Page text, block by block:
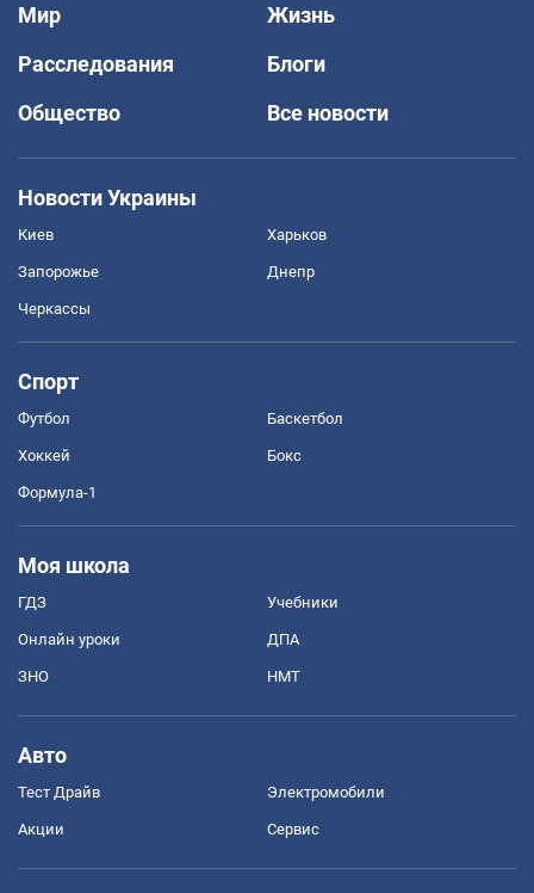
Мир
Жизнь
Расследования
Блоги
Общество
Все новости
Новости Украины
Киев Харьков
Запорожье Днепр
Черкассы
Спорт
Футбол Баскетбол
Хоккей Бокс
Формула-1
Моя школа
ГДЗ Учебники
Онлайн уроки ДПА
ЗНО НМТ
Авто
Тест Драйв Электромобили
Акции Сервис